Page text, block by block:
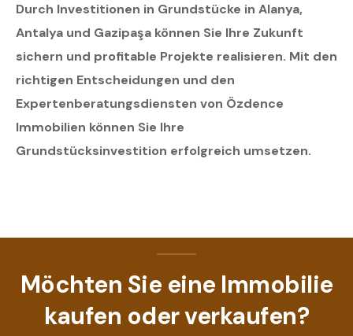
Durch Investitionen in Grundstücke in Alanya,
Antalya und Gazipaşa können Sie Ihre Zukunft
sichern und profitable Projekte realisieren. Mit den
richtigen Entscheidungen und den
Expertenberatungsdiensten von Özdence
Immobilien können Sie Ihre
Grundstücksinvestition erfolgreich umsetzen.
Möchten Sie eine Immobilie
kaufen oder verkaufen?